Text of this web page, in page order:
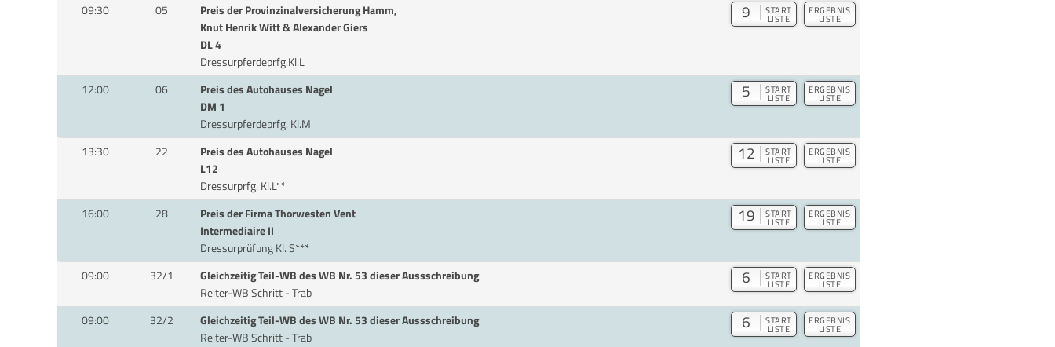
09:30 05
Preis der Provinzinalversicherung Hamm,
Knut Henrik Witt & Alexander Giers
DL 4
Dressurpferdeprfg.Kl.L
9 START
LISTE
ERGEBNIS
LISTE
12:00 06
Preis des Autohauses Nagel
DM 1
Dressurpferdeprfg. Kl.M
5 START
LISTE
ERGEBNIS
LISTE
13:30 22
Preis des Autohauses Nagel
L12
Dressurprfg. Kl.L**
12 START
LISTE
ERGEBNIS
LISTE
16:00 28
Preis der Firma Thorwesten Vent
Intermediaire II
Dressurprüfung Kl. S***
19 START
LISTE
ERGEBNIS
LISTE
09:00 32/1
Gleichzeitig Teil-WB des WB Nr. 53 dieser Aussschreibung
Reiter-WB Schritt - Trab
6 START
LISTE
ERGEBNIS
LISTE
09:00 32/2
Gleichzeitig Teil-WB des WB Nr. 53 dieser Aussschreibung
Reiter-WB Schritt - Trab
6 START
LISTE
ERGEBNIS
LISTE